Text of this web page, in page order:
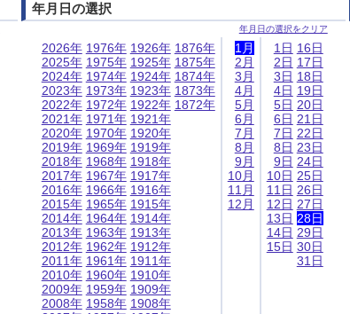
年月日の選択
年月日の選択をクリア
2026年
2025年
2024年
2023年
2022年
2021年
2020年
2019年
2018年
2017年
2016年
2015年
2014年
2013年
2012年
2011年
2010年
2009年
2008年
1976年
1975年
1974年
1973年
1972年
1971年
1970年
1969年
1968年
1967年
1966年
1965年
1964年
1963年
1962年
1961年
1960年
1959年
1958年
1926年
1925年
1924年
1923年
1922年
1921年
1920年
1919年
1918年
1917年
1916年
1915年
1914年
1913年
1912年
1911年
1910年
1909年
1908年
1876年
1875年
1874年
1873年
1872年
1月
2月
3月
4月
5月
6月
7月
8月
9月
10月
11月
12月
1日
2日
3日
4日
5日
6日
7日
8日
9日
10日
11日
12日
13日
14日
15日
16日
17日
18日
19日
20日
21日
22日
23日
24日
25日
26日
27日
28日
29日
30日
31日